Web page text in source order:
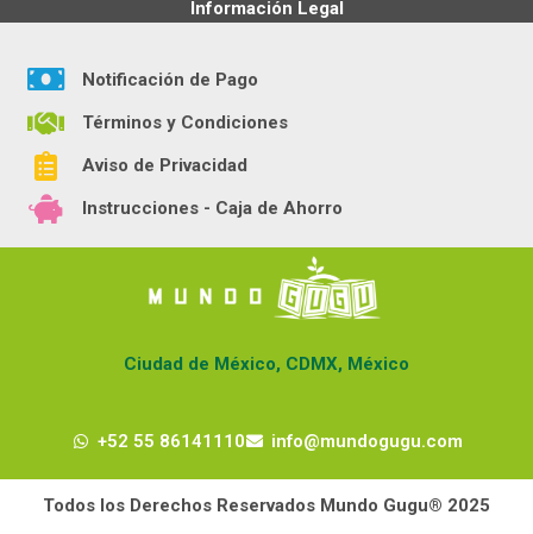
Información Legal
Notificación de Pago
Términos y Condiciones
Aviso de Privacidad
Instrucciones - Caja de Ahorro
Ciudad de México, CDMX, México
+52 55 86141110 info@mundogugu.com
Todos los Derechos Reservados Mundo Gugu® 2025